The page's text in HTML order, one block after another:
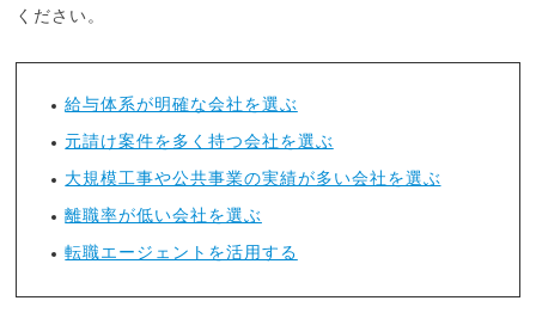
ください。
給与体系が明確な会社を選ぶ
元請け案件を多く持つ会社を選ぶ
大規模工事や公共事業の実績が多い会社を選ぶ
離職率が低い会社を選ぶ
転職エージェントを活用する